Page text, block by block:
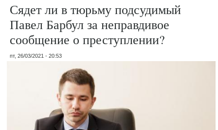
Сядет ли в тюрьму подсудимый
Павел Барбул за неправдивое
сообщение о преступлении?
пт, 26/03/2021 - 20:53